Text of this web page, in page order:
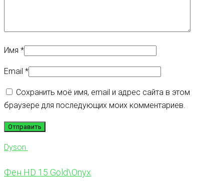
Имя *
Email *
Сохранить моё имя, email и адрес сайта в этом
браузере для последующих моих комментариев.
Dyson
Фен HD 15 Gold\Onyx